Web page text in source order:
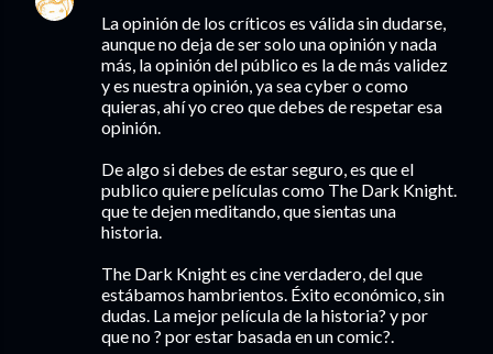
La opinión de los críticos es válida sin dudarse,
aunque no deja de ser solo una opinión y nada
más, la opinión del público es la de más validez
y es nuestra opinión, ya sea cyber o como
quieras, ahí yo creo que debes de respetar esa
opinión.
De algo si debes de estar seguro, es que el
publico quiere películas como The Dark Knight.
que te dejen meditando, que sientas una
historia.
The Dark Knight es cine verdadero, del que
estábamos hambrientos. Éxito económico, sin
dudas. La mejor película de la historia? y por
que no ? por estar basada en un comic?.